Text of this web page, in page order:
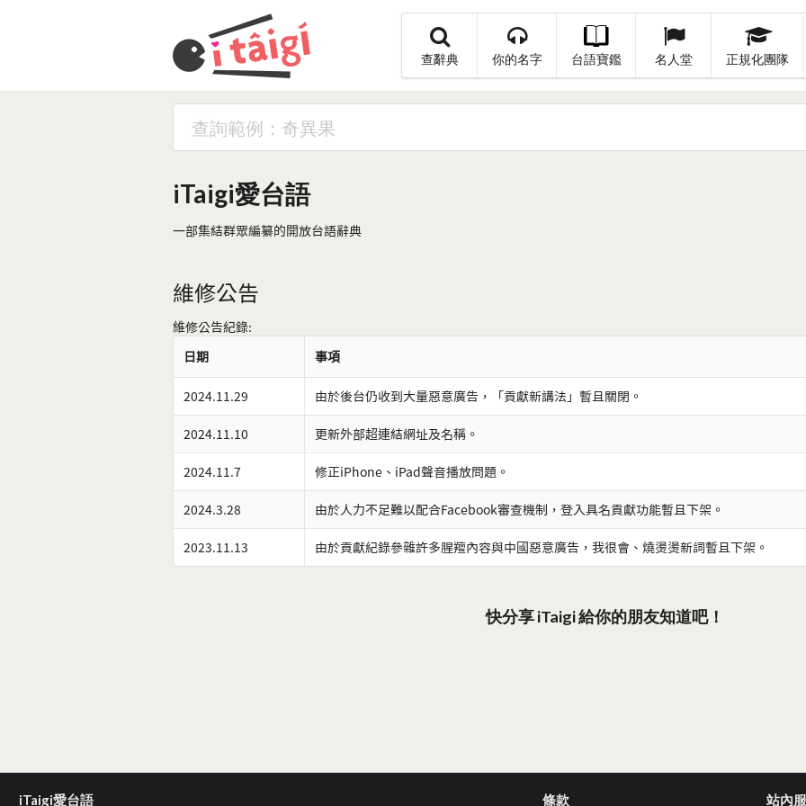
查辭典 你的名字 台語寶鑑 名人堂 正規化團隊
iTaigi愛台語
一部集結群眾編纂的開放台語辭典
維修公告
維修公告紀錄:
日期
事項
2024.11.29 由於後台仍收到大量惡意廣告，「貢獻新講法」暫且關閉。
2024.11.10 更新外部超連結網址及名稱。
2024.11.7 修正iPhone、iPad聲音播放問題。
2024.3.28 由於人力不足難以配合Facebook審查機制，登入具名貢獻功能暫且下架。
2023.11.13 由於貢獻紀錄參雜許多腥羶內容與中國惡意廣告，我很會、燒燙燙新詞暫且下架。
快分享 iTaigi 給你的朋友知道吧！
iTaigi愛台語 條款 站內